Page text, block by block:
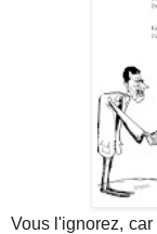
Vous l'ignorez,